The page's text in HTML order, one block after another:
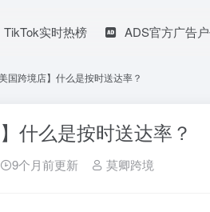
TikTok实时热榜 ADS官方广告
美国跨境店】什么是按时送达率？
什么是按时送达率？
9个月前更新 莫卿跨境